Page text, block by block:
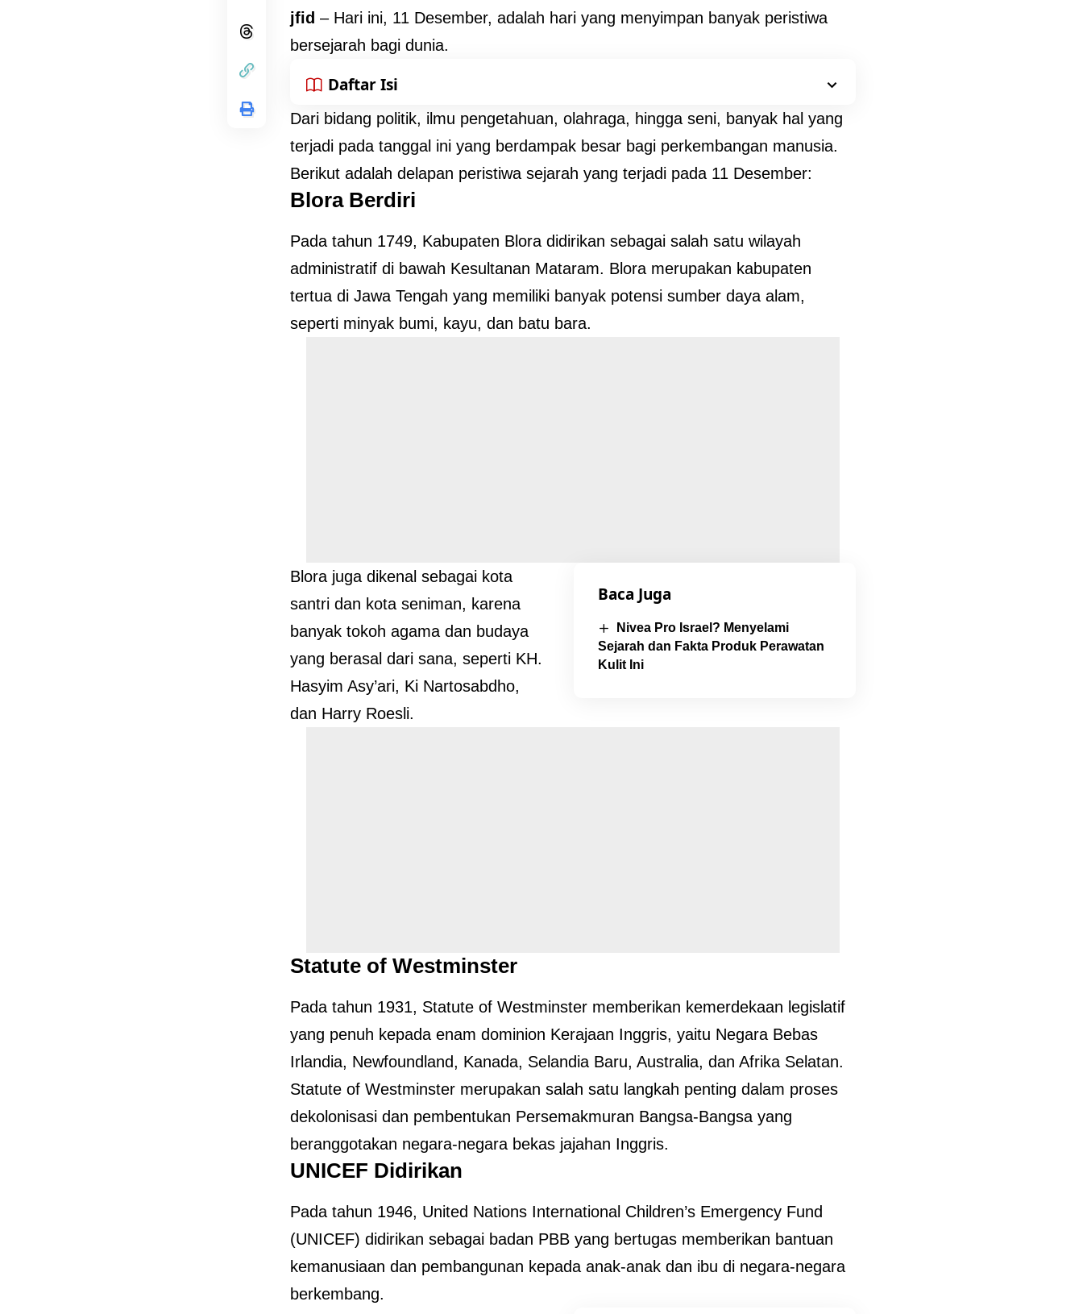
jfid – Hari ini, 11 Desember, adalah hari yang menyimpan banyak peristiwa
bersejarah bagi dunia.
Daftar Isi
Dari bidang politik, ilmu pengetahuan, olahraga, hingga seni, banyak hal yang
terjadi pada tanggal ini yang berdampak besar bagi perkembangan manusia.
Berikut adalah delapan peristiwa sejarah yang terjadi pada 11 Desember:
Blora Berdiri
Pada tahun 1749, Kabupaten Blora didirikan sebagai salah satu wilayah
administratif di bawah Kesultanan Mataram. Blora merupakan kabupaten
tertua di Jawa Tengah yang memiliki banyak potensi sumber daya alam,
seperti minyak bumi, kayu, dan batu bara.
Baca Juga
Nivea Pro Israel? Menyelami
Sejarah dan Fakta Produk Perawatan
Kulit Ini
Blora juga dikenal sebagai kota
santri dan kota seniman, karena
banyak tokoh agama dan budaya
yang berasal dari sana, seperti KH.
Hasyim Asy’ari, Ki Nartosabdho,
dan Harry Roesli.
Statute of Westminster
Pada tahun 1931, Statute of Westminster memberikan kemerdekaan legislatif
yang penuh kepada enam dominion Kerajaan Inggris, yaitu Negara Bebas
Irlandia, Newfoundland, Kanada, Selandia Baru, Australia, dan Afrika Selatan.
Statute of Westminster merupakan salah satu langkah penting dalam proses
dekolonisasi dan pembentukan Persemakmuran Bangsa-Bangsa yang
beranggotakan negara-negara bekas jajahan Inggris.
UNICEF Didirikan
Pada tahun 1946, United Nations International Children’s Emergency Fund
(UNICEF) didirikan sebagai badan PBB yang bertugas memberikan bantuan
kemanusiaan dan pembangunan kepada anak-anak dan ibu di negara-negara
berkembang.